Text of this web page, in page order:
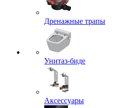
Дренажные трапы
Унитаз-биде
Аксессуары